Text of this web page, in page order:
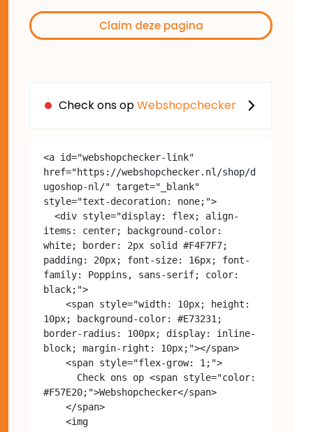
Claim deze pagina
Check ons opWebshopchecker
<a id="webshopchecker-link"
href="https://webshopchecker.nl/shop/d
ugoshop-nl/" target="_blank"
style="text-decoration: none;">
items: center; background-color:
white; border: 2px solid #F4F7F7;
padding: 20px; font-size: 16px; font-
family: Poppins, sans-serif; color:
black;">
10px; background-color: #E73231;
border-radius: 100px; display: inline-
block; margin-right: 10px;"></span>
#F57E20;">Webshopchecker</span>